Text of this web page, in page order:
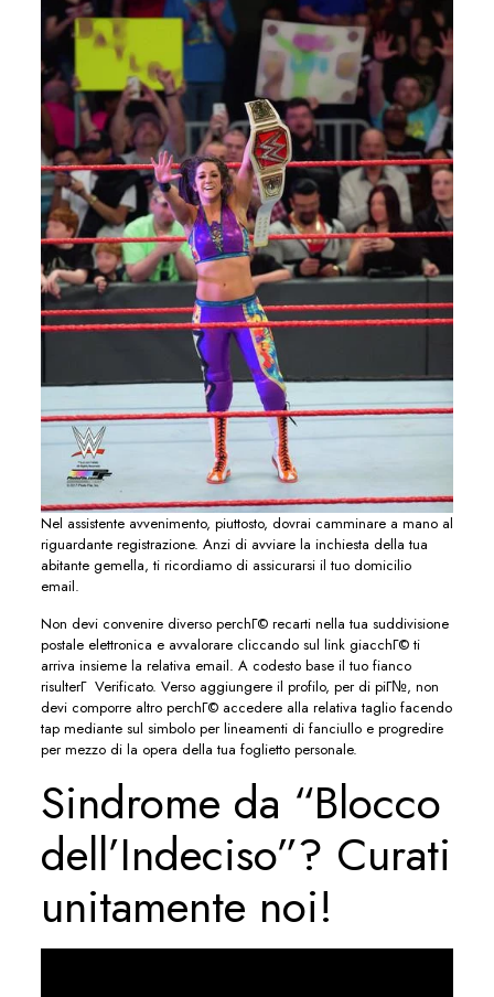
Nel assistente avvenimento, piuttosto, dovrai camminare a mano al
riguardante registrazione. Anzi di avviare la inchiesta della tua
abitante gemella, ti ricordiamo di assicurarsi il tuo domicilio
email.
Non devi convenire diverso perchГ© recarti nella tua suddivisione
postale elettronica e avvalorare cliccando sul link giacchГ© ti
arriva insieme la relativa email. A codesto base il tuo fianco
risulterГ Verificato. Verso aggiungere il profilo, per di piГ№, non
devi comporre altro perchГ© accedere alla relativa taglio facendo
tap mediante sul simbolo per lineamenti di fanciullo e progredire
per mezzo di la opera della tua foglietto personale.
Sindrome da “Blocco
dell’Indeciso”? Curati
unitamente noi!